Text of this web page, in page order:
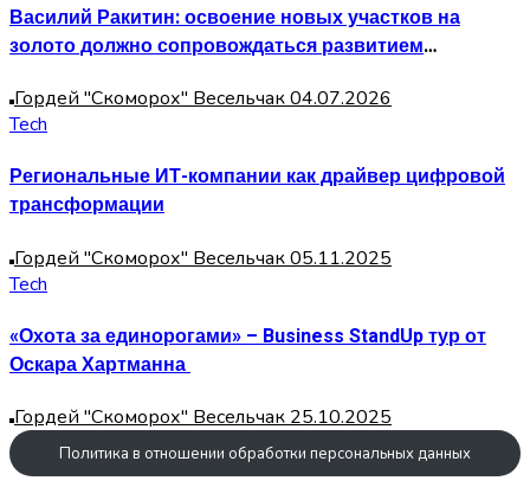
Василий Ракитин: освоение новых участков на
золото должно сопровождаться развитием
Гордей "Скоморох" Весельчак04.07.2026
Tech
Региональные ИТ-компании как драйвер цифровой
трансформации
Гордей "Скоморох" Весельчак05.11.2025
Tech
«Охота за единорогами» – Business StandUp тур от
Оскара Хартманна
Гордей "Скоморох" Весельчак 25.10.2025
Политика в отношении обработки персональных данных